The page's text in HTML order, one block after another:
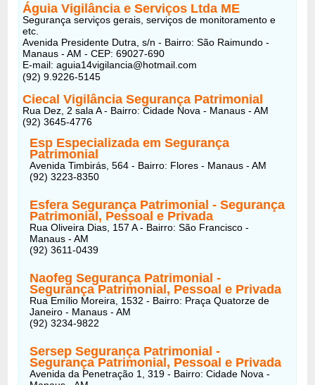
Águia Vigilância e Serviços Ltda ME
Segurança serviços gerais, serviços de monitoramento e
etc.
Avenida Presidente Dutra, s/n - Bairro: São Raimundo -
Manaus - AM - CEP: 69027-690
E-mail: aguia14vigilancia@hotmail.com
(92) 9.9226-5145
Ciecal Vigilância Segurança Patrimonial
Rua Dez, 2 sala A - Bairro: Cidade Nova - Manaus - AM
(92) 3645-4776
Esp Especializada em Segurança
Patrimonial
Avenida Timbirás, 564 - Bairro: Flores - Manaus - AM
(92) 3223-8350
Esfera Segurança Patrimonial - Segurança
Patrimonial, Pessoal e Privada
Rua Oliveira Dias, 157 A - Bairro: São Francisco -
Manaus - AM
(92) 3611-0439
Naofeg Segurança Patrimonial -
Segurança Patrimonial, Pessoal e Privada
Rua Emílio Moreira, 1532 - Bairro: Praça Quatorze de
Janeiro - Manaus - AM
(92) 3234-9822
Sersep Segurança Patrimonial -
Segurança Patrimonial, Pessoal e Privada
Avenida da Penetração 1, 319 - Bairro: Cidade Nova -